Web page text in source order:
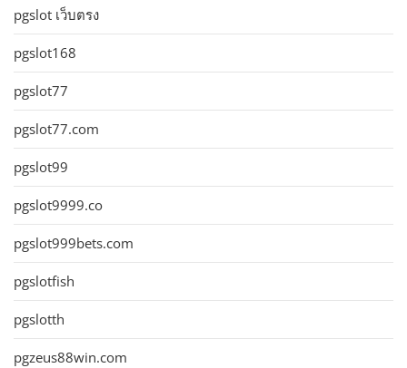
pgslot เว็บตรง
pgslot168
pgslot77
pgslot77.com
pgslot99
pgslot9999.co
pgslot999bets.com
pgslotfish
pgslotth
pgzeus88win.com